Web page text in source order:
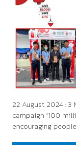
22 August 2024 :
campaign “100
encouraging